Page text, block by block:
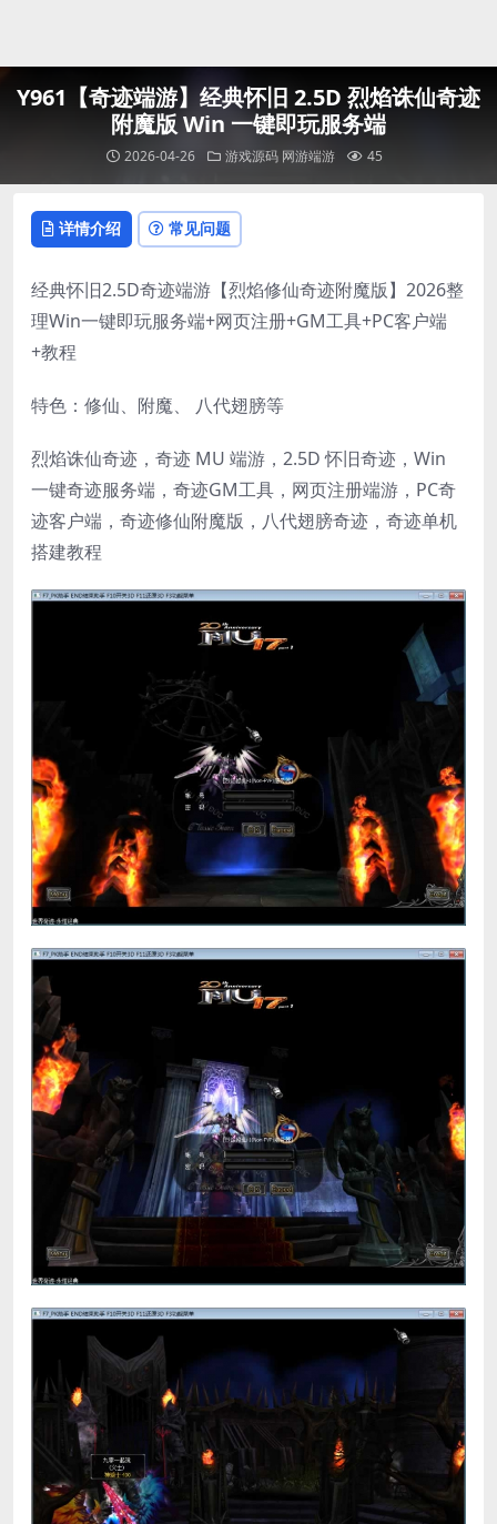
Y961【奇迹端游】经典怀旧 2.5D 烈焰诛仙奇迹
附魔版 Win 一键即玩服务端
2026-04-26 游戏源码 网游端游 45
详情介绍 常见问题
经典怀旧2.5D奇迹端游【烈焰修仙奇迹附魔版】2026整
理Win一键即玩服务端+网页注册+GM工具+PC客户端
+教程
特色：修仙、附魔、 八代翅膀等
烈焰诛仙奇迹，奇迹 MU 端游，2.5D 怀旧奇迹，Win
一键奇迹服务端，奇迹GM工具，网页注册端游，PC奇
迹客户端，奇迹修仙附魔版，八代翅膀奇迹，奇迹单机
搭建教程